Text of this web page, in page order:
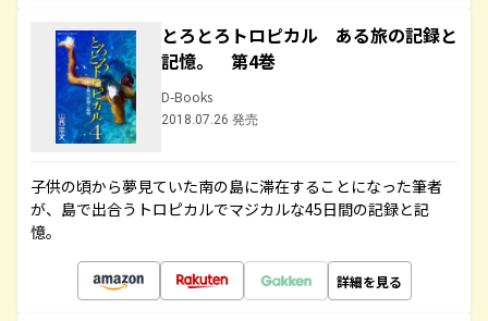
とろとろトロピカル ある旅の記録と
記憶。 第4巻
D-Books
2018.07.26 発売
子供の頃から夢見ていた南の島に滞在することになった筆者
が、島で出合うトロピカルでマジカルな45日間の記録と記
憶。
詳細を見る